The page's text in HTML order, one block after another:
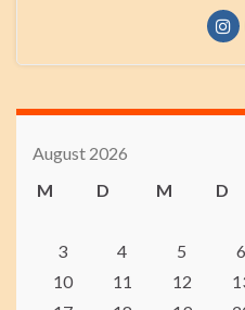
August 2026
M
D M D
3
4 5 6
10
11 12